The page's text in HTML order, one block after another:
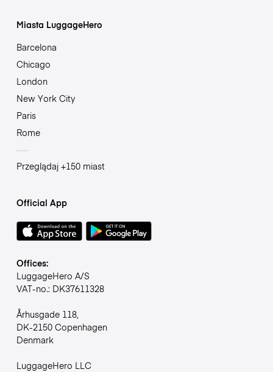
Miasta LuggageHero
Barcelona
Chicago
London
New York City
Paris
Rome
Przeglądaj +150 miast
Official App
Offices:
LuggageHero A/S
VAT-no.: DK37611328
Århusgade 118,
DK-2150 Copenhagen
Denmark
LuggageHero LLC